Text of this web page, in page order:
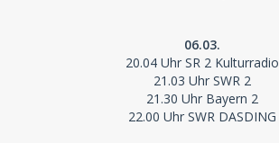
06.03.
20.04 Uhr SR 2 Kulturradio
21.03 Uhr SWR 2
21.30 Uhr Bayern 2
22.00 Uhr SWR DASDING